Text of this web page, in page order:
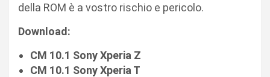
della ROM è a vostro rischio e pericolo.
Download:
CM 10.1 Sony Xperia Z
CM 10.1 Sony Xperia T